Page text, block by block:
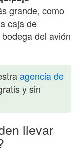
grande, como
caja de
del avión
agencia de
y sin
llevar